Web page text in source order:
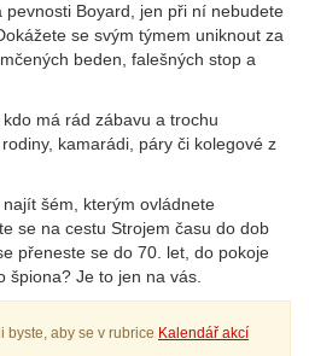
Boyard, jen při ní nebudete
se svým týmem uniknout za
beden, falešných stop a
má rád zábavu a trochu
kamarádi, páry či kolegové z
šém, kterým ovládnete
se na cestu Strojem času do dob
přeneste se do 70. let, do pokoje
špiona? Je to jen na vás.
byste, aby se v rubrice Kalendář akcí